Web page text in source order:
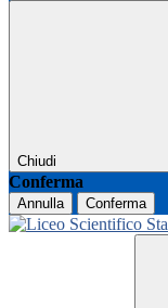
Chiudi
Conferma
Annulla Conferma